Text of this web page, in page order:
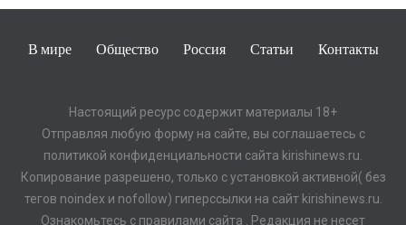
В мире Общество Россия Статьи Контакты
Настоящий ресурс содержит материалы 18+
Отправляя любую форму на сайте, вы соглашаетесь с
политикой конфиденциальности сайта kirishinews.ru.
Копирование разрешено, только с установкой активной( без
тегов noindex и nofollow) гиперссылки на сайт kirishinews.ru.
Ознакомьтесь с правилами сайта . Редакция не несет